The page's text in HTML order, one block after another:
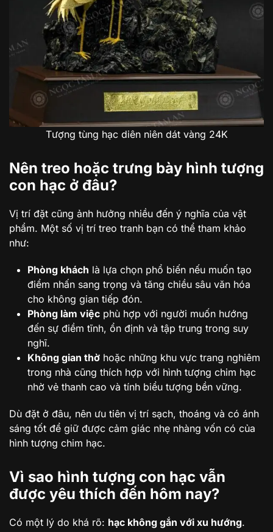
Tượng tùng hạc diên niên dát vàng 24K
Nên treo hoặc trưng bày hình tượng
con hạc ở đâu?
Vị trí đặt cũng ảnh hưởng nhiều đến ý nghĩa của vật
phẩm. Một số vị trí treo tranh bạn có thể tham khảo
như:
Phòng khách là lựa chọn phổ biến nếu muốn tạo
điểm nhấn sang trọng và tăng chiều sâu văn hóa
cho không gian tiếp đón.
Phòng làm việc phù hợp với người muốn hướng
đến sự điềm tĩnh, ổn định và tập trung trong suy
nghĩ.
Không gian thờ hoặc những khu vực trang nghiêm
trong nhà cũng thích hợp với hình tượng chim hạc
nhờ vẻ thanh cao và tính biểu tượng bền vững.
Dù đặt ở đâu, nên ưu tiên vị trí sạch, thoáng và có ánh
sáng tốt để giữ được cảm giác nhẹ nhàng vốn có của
hình tượng chim hạc.
Vì sao hình tượng con hạc vẫn
được yêu thích đến hôm nay?
Có một lý do khá rõ: hạc không gắn với xu hướng.